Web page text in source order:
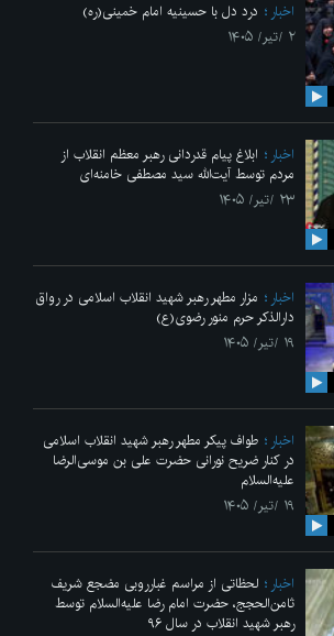
اخبار
درد دل با حسینیه امام خمینی(ره)
۲ /تیر/ ۱۴۰۵
اخبار
ابلاغ پیام قدردانی رهبر معظم انقلاب از
مردم توسط آیت‌الله سید مصطفی خامنه‌ای
۲۳ /تیر/ ۱۴۰۵
اخبار
مزار مطهر رهبر شهید انقلاب اسلامی در رواق
دارالذکر حرم منور رضوی(ع)
۱۹ /تیر/ ۱۴۰۵
اخبار
طواف پیکر مطهر رهبر شهید انقلاب اسلامی
در کنار ضریح نورانی حضرت علی‌ بن موسی‌الرضا
علیه‌السلام
۱۹ /تیر/ ۱۴۰۵
اخبار
لحظاتی از مراسم غبارروبی مضجع شریف
ثامن‌الحجج، حضرت امام رضا علیه‌السلام توسط
رهبر شهید انقلاب در سال ۹۶